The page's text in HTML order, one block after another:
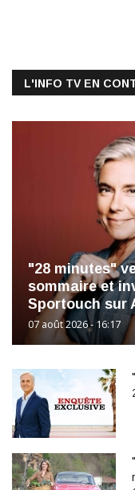
L'INFO TV EN
"28 minutes"
sommaire et
Sportouch sur
07 août 2026 - 16:17